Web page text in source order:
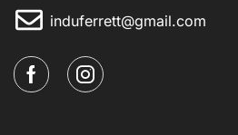
induferrett@gmail.com